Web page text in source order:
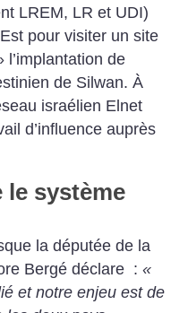
LREM, LR et UDI)
pour visiter un site
l’implantation de
de Silwan. À
israélien Elnet
d’influence auprès
le système
la députée de la
Bergé déclare :«
et notre enjeu est de